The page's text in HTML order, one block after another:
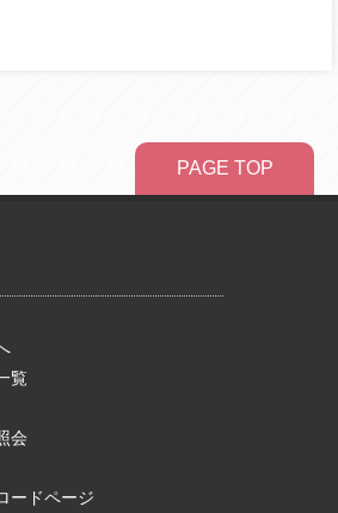
PAGE TOP
覧
会
ードページ